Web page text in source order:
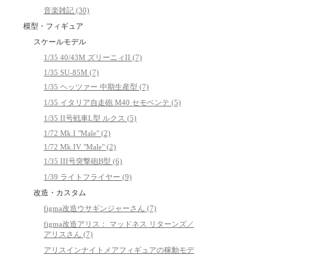
音楽雑記 (30)
模型・フィギュア
スケールモデル
1/35 40/43M ズリーニィII (7)
1/35 SU-85M (7)
1/35 ヘッツァー 中期生産型 (7)
1/35 イタリア自走砲 M40 セモベンテ (5)
1/35 II号戦車L型 ルクス (5)
1/72 Mk.I "Male" (2)
1/72 Mk.IV "Male" (2)
1/35 III号突撃砲B型 (6)
1/39 ライトフライヤー (9)
改造・カスタム
figma改造ウサギンジャーさん (7)
figma改造アリス： マッドネス リターンズ／
アリスさん (7)
アリスインナイトメアフィギュアの稼動モデ